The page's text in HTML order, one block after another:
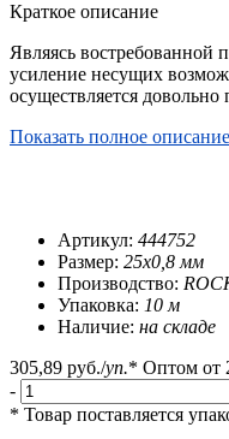
Краткое описание
Являясь востребованной
усиление несущих
осуществляется
Показать полное описание
Артикул: 444752
Размер: 25x0,8 мм
Производство:
Упаковка: 10 м
Наличие: на складе
305,89 руб./уп.* Оптом от
-
* Товар поставляется